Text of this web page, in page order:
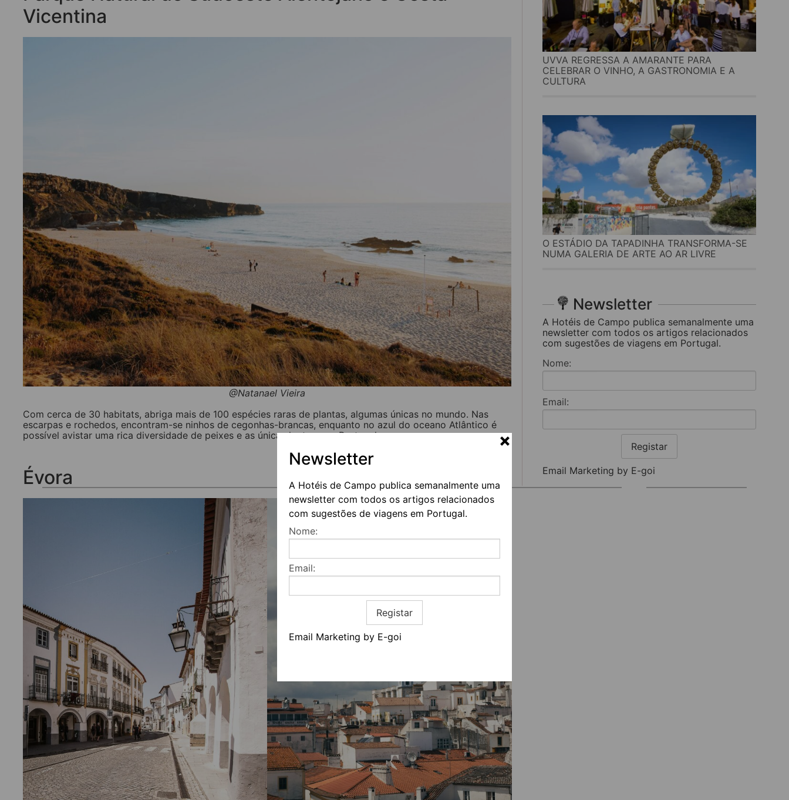
Newsletter
A Hotéis de Campo publica semanalmente uma
newsletter com todos os artigos relacionados
com sugestões de viagens em Portugal.
Nome:
Email:
Registar
Email Marketing by E-goi
Vicentina
@Natanael Vieira
Com cerca de 30 habitats, abriga mais de 100 espécies raras de plantas, algumas únicas no mundo. Nas
escarpas e rochedos, encontram-se ninhos de cegonhas-brancas, enquanto no azul do oceano Atlântico é
possível avistar uma rica diversidade de peixes e as únicas lontras em Portugal.
Évora
UVVA REGRESSA A AMARANTE PARA
CELEBRAR O VINHO, A GASTRONOMIA E A
CULTURA
O ESTÁDIO DA TAPADINHA TRANSFORMA-SE
NUMA GALERIA DE ARTE AO AR LIVRE
Newsletter
A Hotéis de Campo publica semanalmente uma
newsletter com todos os artigos relacionados
com sugestões de viagens em Portugal.
Nome:
Email:
Registar
Email Marketing by E-goi